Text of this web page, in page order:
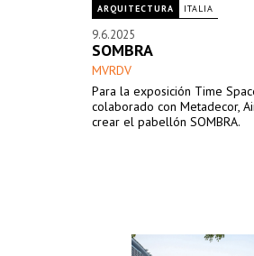
ARQUITECTURA ITALIA
9.6.2025
SOMBRA
MVRDV
Para la exposición Time
colaborado con Metadecor,
crear el pabellón SOMBRA.